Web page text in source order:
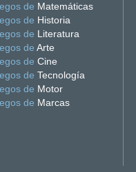
de Matemáticas
de Historia
de Literatura
de Arte
de Cine
de Tecnología
de Motor
de Marcas